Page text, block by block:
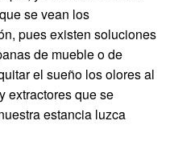
se vean los
pues existen soluciones
de mueble o de
el sueño los olores al
extractores que se
estancia luzca